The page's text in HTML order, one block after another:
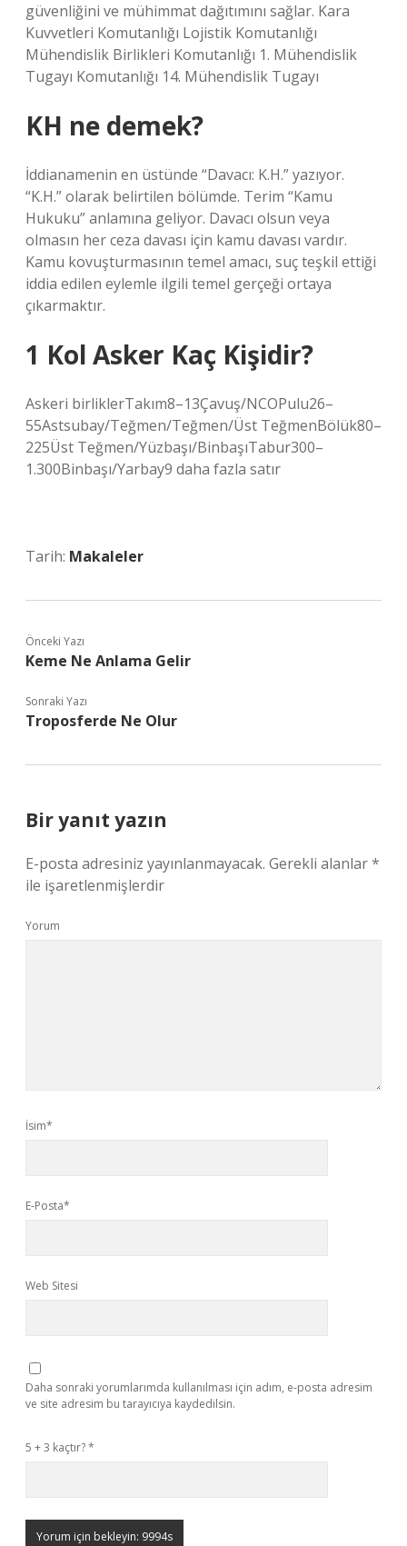
güvenliğini ve mühimmat dağıtımını sağlar. Kara
Kuvvetleri Komutanlığı Lojistik Komutanlığı
Mühendislik Birlikleri Komutanlığı 1. Mühendislik
Tugayı Komutanlığı 14. Mühendislik Tugayı
KH ne demek?
İddianamenin en üstünde “Davacı: K.H.” yazıyor.
“K.H.” olarak belirtilen bölümde. Terim “Kamu
Hukuku” anlamına geliyor. Davacı olsun veya
olmasın her ceza davası için kamu davası vardır.
Kamu kovuşturmasının temel amacı, suç teşkil ettiği
iddia edilen eylemle ilgili temel gerçeği ortaya
çıkarmaktır.
1 Kol Asker Kaç Kişidir?
Askeri birliklerTakım8–13Çavuş/NCOPulu26–
55Astsubay/Teğmen/Teğmen/Üst TeğmenBölük80–
225Üst Teğmen/Yüzbaşı/BinbaşıTabur300–
1.300Binbaşı/Yarbay9 daha fazla satır
Tarih: Makaleler
Önceki Yazı
Keme Ne Anlama Gelir
Sonraki Yazı
Troposferde Ne Olur
Bir yanıt yazın
E-posta adresiniz yayınlanmayacak. Gerekli alanlar*
ile işaretlenmişlerdir
Yorum
İsim*
E-Posta*
Web Sitesi
Daha sonraki yorumlarımda kullanılması için adım, e-posta adresim
ve site adresim bu tarayıcıya kaydedilsin.
5 + 3 kaçtır?*